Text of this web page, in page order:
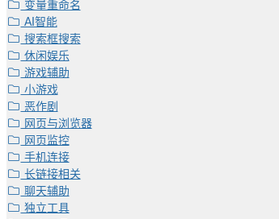
变量重命名
AI智能
搜索框搜索
休闲娱乐
游戏辅助
小游戏
恶作剧
网页与浏览器
网页监控
手机连接
长链接相关
聊天辅助
独立工具